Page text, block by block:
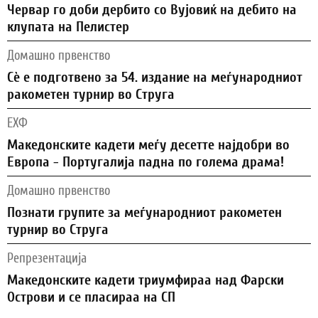
Червар го доби дербито со Вујовиќ на дебито на
клупата на Пелистер
Домашно првенство
Сѐ е подготвено за 54. издание на меѓународниот
ракометен турнир во Струга
ЕХФ
Македонските кадети меѓу десетте најдобри во
Европа - Португалија падна по голема драма!
Домашно првенство
Познати групите за меѓународниот ракометен
турнир во Струга
Репрезентација
Македонските кадети триумфираа над Фарски
Острови и се пласираа на СП